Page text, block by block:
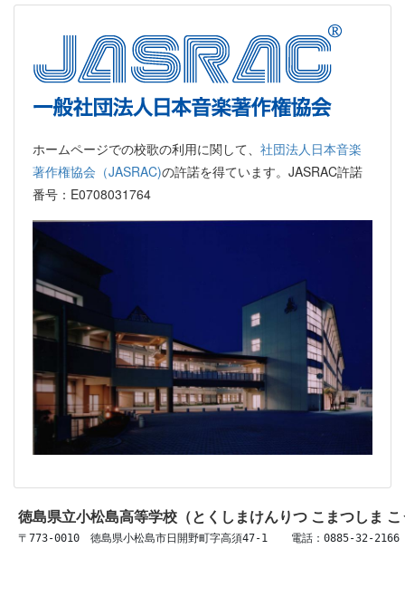
ホームページでの校歌の利用に関して、 社団法人日本音楽
著作権協会（JASRAC)の許諾を得ています。JASRAC許諾
番号：E0708031764
徳島県立小松島高等学校（とくしまけんりつ こまつしま
〒773-0010　徳島県小松島市日開野町字高須47-1 　 電話：0885-32-2166